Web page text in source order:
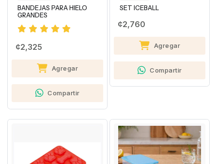
BANDEJAS PARA HIELO
GRANDES
¢2,325
Agregar
Compartir
SET ICEBALL
¢2,760
Agregar
Compartir